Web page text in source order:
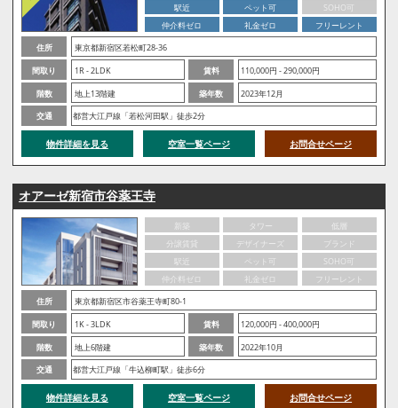
駅近
ペット可
SOHO可
仲介料ゼロ
礼金ゼロ
フリーレント
住所
東京都新宿区若松町28-36
間取り
1R - 2LDK 賃料
110,000円 - 290,000円
階数
地上13階建 築年数
2023年12月
交通
都営大江戸線「若松河田駅」徒歩2分
物件詳細を見る 空室一覧ページ お問合せページ
オアーゼ新宿市谷薬王寺
新築 タワー
低層
分譲賃貸
デザイナーズ
ブランド
駅近
ペット可
SOHO可
仲介料ゼロ
礼金ゼロ
フリーレント
住所
東京都新宿区市谷薬王寺町80-1
間取り
1K - 3LDK 賃料
120,000円 - 400,000円
階数
地上6階建 築年数
2022年10月
交通
都営大江戸線「牛込柳町駅」徒歩6分
物件詳細を見る 空室一覧ページ お問合せページ